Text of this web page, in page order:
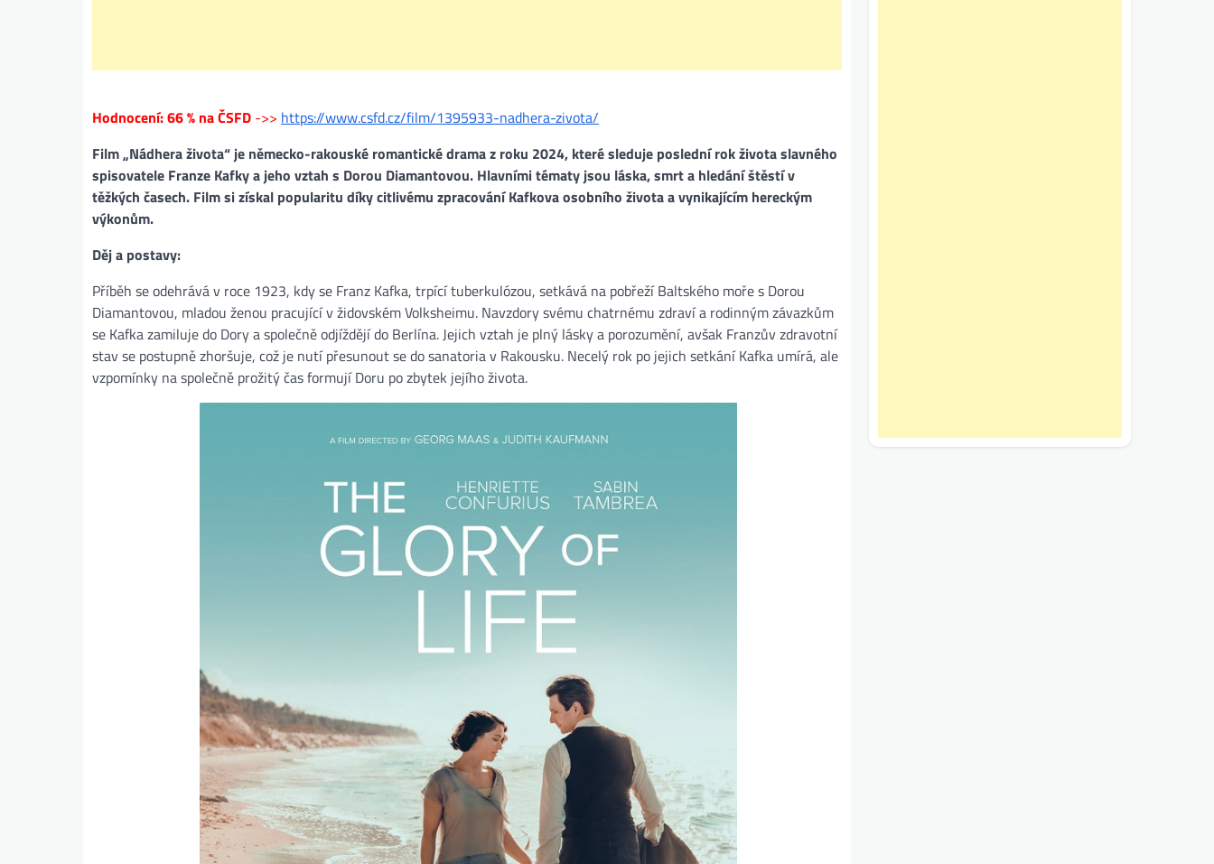
Hodnocení: 66 % na ČSFD ->> https://www.csfd.cz/film/1395933-nadhera-zivota/
Film „Nádhera života“ je německo-rakouské romantické drama z roku 2024, které sleduje poslední rok života slavného
spisovatele Franze Kafky a jeho vztah s Dorou Diamantovou. Hlavními tématy jsou láska, smrt a hledání štěstí v
těžkých časech. Film si získal popularitu díky citlivému zpracování Kafkova osobního života a vynikajícím hereckým
výkonům.
Děj a postavy:
Příběh se odehrává v roce 1923, kdy se Franz Kafka, trpící tuberkulózou, setkává na pobřeží Baltského moře s Dorou
Diamantovou, mladou ženou pracující v židovském Volksheimu. Navzdory svému chatrnému zdraví a rodinným závazkům
se Kafka zamiluje do Dory a společně odjíždějí do Berlína. Jejich vztah je plný lásky a porozumění, avšak Franzův zdravotní
stav se postupně zhoršuje, což je nutí přesunout se do sanatoria v Rakousku. Necelý rok po jejich setkání Kafka umírá, ale
vzpomínky na společně prožitý čas formují Doru po zbytek jejího života.